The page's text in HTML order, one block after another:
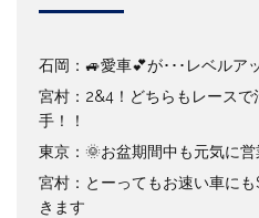
石岡：🚙愛車💕が･･･レベルア
宮村：2&4！どちらもレース
手！！
東京：🌞お盆期間中も元気に
宮村：とーってもお速い車に
きます